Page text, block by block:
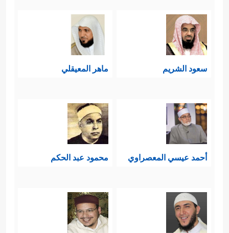
سعود الشريم ماهر المعيقلي
أحمد عيسي المعصراوي محمود عبد الحكم